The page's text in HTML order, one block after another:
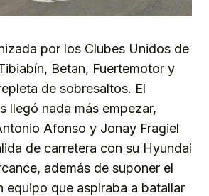
por los Clubes Unidos de
Betan, Fuertemotor y
de sobresaltos. El
llegó nada más empezar,
Afonso y Jonay Fragiel
de carretera con su Hyundai
además de suponer el
equipo que aspiraba a batallar